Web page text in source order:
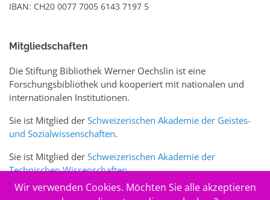
IBAN: CH20 0077 7005 6143 7197 5
Mitgliedschaften
Die Stiftung Bibliothek Werner Oechslin ist eine
Forschungsbibliothek und kooperiert mit nationalen und
internationalen Institutionen.
Sie ist Mitglied der Schweizerischen Akademie der Geistes-
und Sozialwissenschaften.
Sie ist Mitglied der Schweizerischen Akademie der
Technischen Wissenschaften.
Sie ist zudem Mitglied des Schweizer Portalswww.sciences-
Wir verwenden Cookies. Möchten Sie alle akzeptieren